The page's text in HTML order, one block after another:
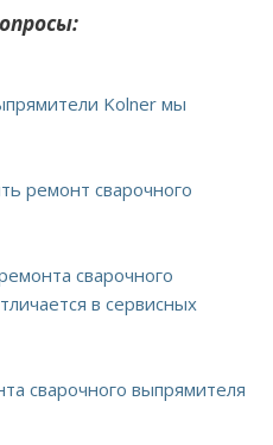
Kolner мы
ремонт сварочного
сварочного
в сервисных
сварочного выпрямителя